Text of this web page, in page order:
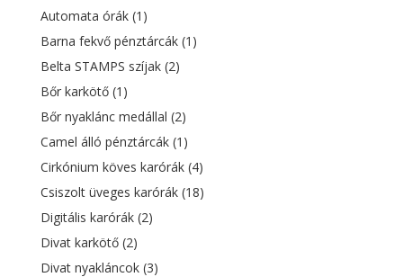
Automata órák (1)
Barna fekvő pénztárcák (1)
Belta STAMPS szíjak (2)
Bőr karkötő (1)
Bőr nyaklánc medállal (2)
Camel álló pénztárcák (1)
Cirkónium köves karórák (4)
Csiszolt üveges karórák (18)
Digitális karórák (2)
Divat karkötő (2)
Divat nyakláncok (3)